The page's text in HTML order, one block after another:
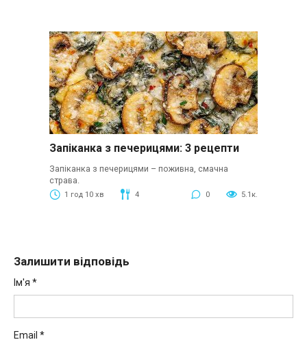
Запіканка з печерицями: 3 рецепти
Запіканка з печерицями – поживна, смачна
страва.
1 год 10 хв 4 0 5.1к.
Залишити відповідь
Ім'я *
Email *